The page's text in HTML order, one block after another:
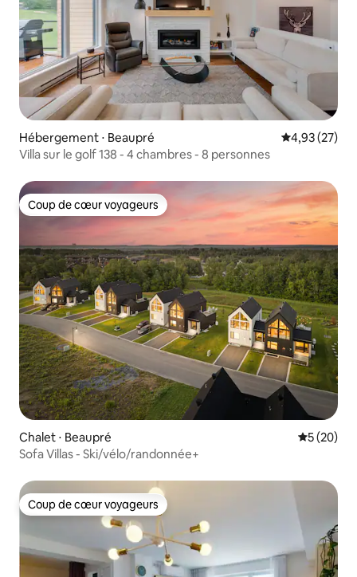
Hébergement ⋅ Beaupré Évaluation
4,93 (27)
Villa sur le golf 138 - 4 chambres - 8 personnes
Coup de cœur voyageurs
Coup de cœur voyageurs
Chalet ⋅ Beaupré
5 (20)
Sofa Villas - Ski/vélo/randonnée+
Coup de cœur voyageurs
Coup de cœur voyageurs